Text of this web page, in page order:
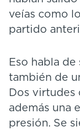
veías como
partido
Eso habla
también de
Dos virtudes
además una
presión. Se